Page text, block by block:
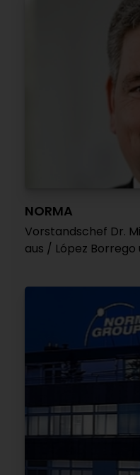
NORMA
Vorstandschef Dr.
aus / López